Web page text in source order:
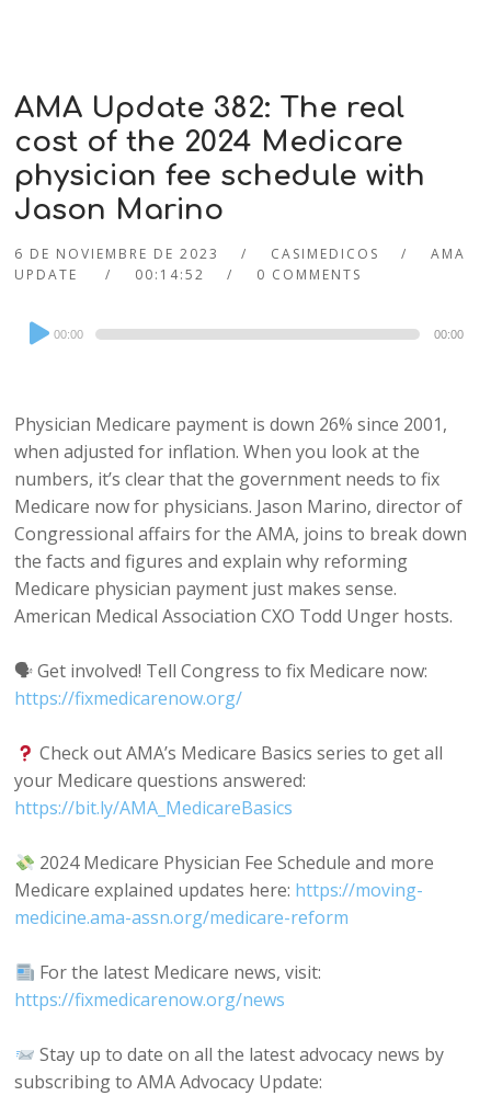
AMA Update 382: The real
cost of the 2024 Medicare
physician fee schedule with
Jason Marino
6 DE NOVIEMBRE DE 2023 CASIMEDICOS
AMA
UPDATE
00:14:52 0 COMMENTS
Audio
Player
00:00 00:00
Physician Medicare payment is down 26% since 2001,
when adjusted for inflation. When you look at the
numbers, it’s clear that the government needs to fix
Medicare now for physicians. Jason Marino, director of
Congressional affairs for the AMA, joins to break down
the facts and figures and explain why reforming
Medicare physician payment just makes sense.
American Medical Association CXO Todd Unger hosts.
🗣 Get involved! Tell Congress to fix Medicare now:
https://fixmedicarenow.org/
Check out AMA’s Medicare Basics series to get all
your Medicare questions answered:
https://bit.ly/AMA_MedicareBasics
2024 Medicare Physician Fee Schedule and more
Medicare explained updates here: https://moving-
medicine.ama-assn.org/medicare-reform
For the latest Medicare news, visit:
https://fixmedicarenow.org/news
Stay up to date on all the latest advocacy news by
subscribing to AMA Advocacy Update: